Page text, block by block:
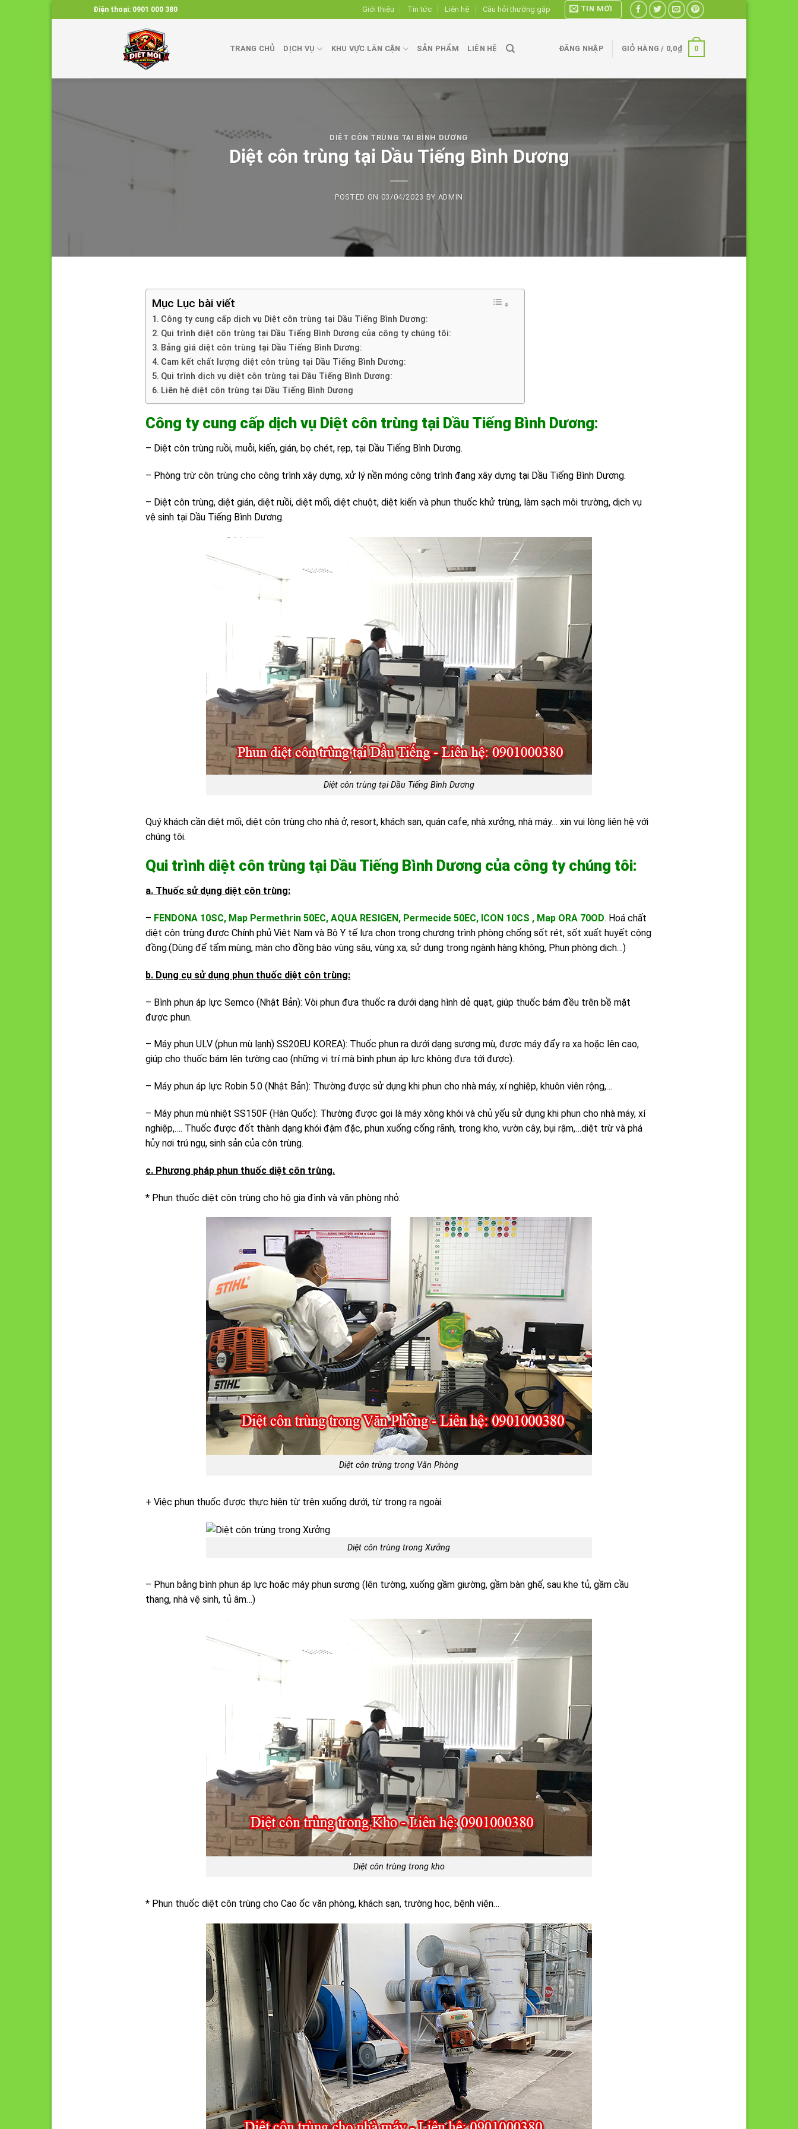
to
Điện thoại: 0901 000 380 Giới thiệu Tin tức Liên hệ Câu hỏi thường gặp TIN MỚI
TRANG CHỦ DỊCH VỤ KHU VỰC LÂN CẬN SẢN PHẨM LIÊN HỆ ĐĂNG NHẬP GIỎ HÀNG / 0,0₫ 0
DIỆT CÔN TRÙNG TẠI BÌNH DƯƠNG
Diệt côn trùng tại Dầu Tiếng Bình Dương
POSTED ON 03/04/2023 BY ADMIN
Mục Lục bài viết
Công ty cung cấp dịch vụ Diệt côn trùng tại Dầu Tiếng Bình Dương:
Qui trình diệt côn trùng tại Dầu Tiếng Bình Dương của công ty chúng tôi:
Bảng giá diệt côn trùng tại Dầu Tiếng Bình Dương:
Cam kết chất lượng diệt côn trùng tại Dầu Tiếng Bình Dương:
Qui trình dịch vụ diệt côn trùng tại Dầu Tiếng Bình Dương:
Liên hệ diệt côn trùng tại Dầu Tiếng Bình Dương
Công ty cung cấp dịch vụ Diệt côn trùng tại Dầu Tiếng Bình Dương:
– Diệt côn trùng ruồi, muỗi, kiến, gián, bọ chét, rẹp, tại Dầu Tiếng Bình Dương.
– Phòng trừ côn trùng cho công trình xây dựng, xử lý nền móng công trình đang xây dựng tại Dầu Tiếng Bình Dương.
– Diệt côn trùng, diệt gián, diệt ruồi, diệt mối, diệt chuột, diệt kiến và phun thuốc khử trùng, làm sạch môi trường, dịch vụ
vệ sinh tại Dầu Tiếng Bình Dương.
Diệt côn trùng tại Dầu Tiếng Bình Dương
Quý khách cần diệt mối, diệt côn trùng cho nhà ở, resort, khách sạn, quán cafe, nhà xưởng, nhà máy… xin vui lòng liên hệ với
chúng tôi.
Qui trình diệt côn trùng tại Dầu Tiếng Bình Dương của công ty chúng tôi:
a. Thuốc sử dụng diệt côn trùng:
– FENDONA 10SC, Map Permethrin 50EC, AQUA RESIGEN, Permecide 50EC, ICON 10CS , Map ORA 70OD. Hoá chất
diệt côn trùng được Chính phủ Việt Nam và Bộ Y tế lựa chọn trong chương trình phòng chống sốt rét, sốt xuất huyết cộng
đồng.(Dùng để tẩm mùng, màn cho đồng bào vùng sâu, vùng xa; sử dụng trong ngành hàng không, Phun phòng dịch…)
b. Dụng cụ sử dụng phun thuốc diệt côn trùng:
– Bình phun áp lực Semco (Nhật Bản): Vòi phun đưa thuốc ra dưới dạng hình dẻ quạt, giúp thuốc bám đều trên bề mặt
được phun.
– Máy phun ULV (phun mù lạnh) SS20EU KOREA): Thuốc phun ra dưới dạng sương mù, được máy đẩy ra xa hoặc lên cao,
giúp cho thuốc bám lên tường cao (những vị trí mà bình phun áp lực không đưa tới được).
– Máy phun áp lực Robin 5.0 (Nhật Bản): Thường được sử dụng khi phun cho nhà máy, xí nghiệp, khuôn viên rộng,…
– Máy phun mù nhiệt SS150F (Hàn Quốc): Thường được gọi là máy xông khói và chủ yếu sử dụng khi phun cho nhà máy, xí
nghiệp,…. Thuốc được đốt thành dạng khói đậm đặc, phun xuống cống rãnh, trong kho, vườn cây, bụi rậm,…diệt trừ và phá
hủy nơi trú ngụ, sinh sản của côn trùng.
c. Phương pháp phun thuốc diệt côn trùng.
* Phun thuốc diệt côn trùng cho hộ gia đình và văn phòng nhỏ:
Diệt côn trùng trong Văn Phòng
+ Việc phun thuốc được thực hiện từ trên xuống dưới, từ trong ra ngoài.
Diệt côn trùng trong Xưởng
– Phun bằng bình phun áp lực hoặc máy phun sương (lên tường, xuống gầm giường, gầm bàn ghế, sau khe tủ, gầm cầu
thang, nhà vệ sinh, tủ âm…)
Diệt côn trùng trong kho
* Phun thuốc diệt côn trùng cho Cao ốc văn phòng, khách sạn, trường học, bệnh viện…